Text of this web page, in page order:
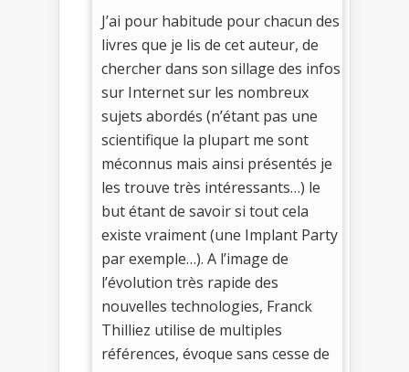
J’ai pour habitude pour chacun des
livres que je lis de cet auteur, de
chercher dans son sillage des infos
sur Internet sur les nombreux
sujets abordés (n’étant pas une
scientifique la plupart me sont
méconnus mais ainsi présentés je
les trouve très intéressants…) le
but étant de savoir si tout cela
existe vraiment (une Implant Party
par exemple…). A l’image de
l’évolution très rapide des
nouvelles technologies, Franck
Thilliez utilise de multiples
références, évoque sans cesse de